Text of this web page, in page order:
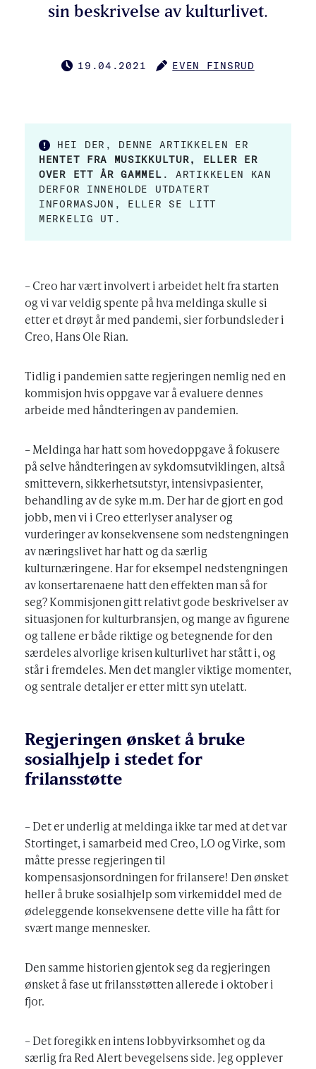
sin beskrivelse av kulturlivet.
PUBLISERT
19.04.2021
FORFATTER
EVEN FINSRUD
HEI DER, DENNE ARTIKKELEN ER
HENTET FRA MUSIKKULTUR, ELLER ER
OVER ETT ÅR GAMMEL . ARTIKKELEN KAN
DERFOR INNEHOLDE UTDATERT
INFORMASJON, ELLER SE LITT
MERKELIG UT.
– Creo har vært involvert i arbeidet helt fra starten
og vi var veldig spente på hva meldinga skulle si
etter et drøyt år med pandemi, sier forbundsleder i
Creo, Hans Ole Rian.
Tidlig i pandemien satte regjeringen nemlig ned en
kommisjon hvis oppgave var å evaluere dennes
arbeide med håndteringen av pandemien.
– Meldinga har hatt som hovedoppgave å fokusere
på selve håndteringen av sykdomsutviklingen, altså
smittevern, sikkerhetsutstyr, intensivpasienter,
behandling av de syke m.m. Der har de gjort en god
jobb, men vi i Creo etterlyser analyser og
vurderinger av konsekvensene som nedstengningen
av næringslivet har hatt og da særlig
kulturnæringene. Har for eksempel nedstengningen
av konsertarenaene hatt den effekten man så for
seg? Kommisjonen gitt relativt gode beskrivelser av
situasjonen for kulturbransjen, og mange av figurene
og tallene er både riktige og betegnende for den
særdeles alvorlige krisen kulturlivet har stått i, og
står i fremdeles. Men det mangler viktige momenter,
og sentrale detaljer er etter mitt syn utelatt.
Regjeringen ønsket å bruke
sosialhjelp i stedet for
frilansstøtte
– Det er underlig at meldinga ikke tar med at det var
Stortinget, i samarbeid med Creo, LO og Virke, som
måtte presse regjeringen til
kompensasjonsordningen for frilansere! Den ønsket
heller å bruke sosialhjelp som virkemiddel med de
ødeleggende konsekvensene dette ville ha fått for
svært mange mennesker.
Den samme historien gjentok seg da regjeringen
ønsket å fase ut frilansstøtten allerede i oktober i
fjor.
– Det foregikk en intens lobbyvirksomhet og da
særlig fra Red Alert bevegelsens side. Jeg opplever